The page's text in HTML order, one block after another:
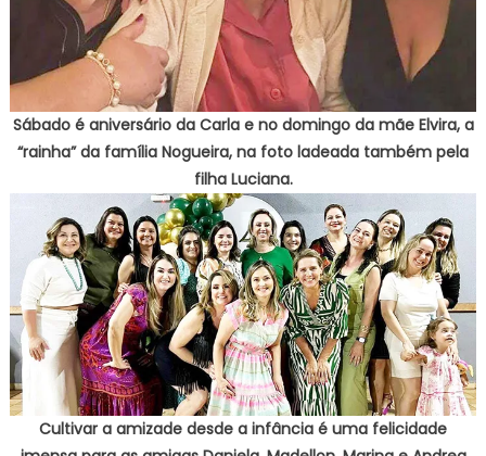
Sábado é aniversário da Carla e no domingo da mãe Elvira, a
“rainha” da família Nogueira, na foto ladeada também pela
filha Luciana.
Cultivar a amizade desde a infância é uma felicidade